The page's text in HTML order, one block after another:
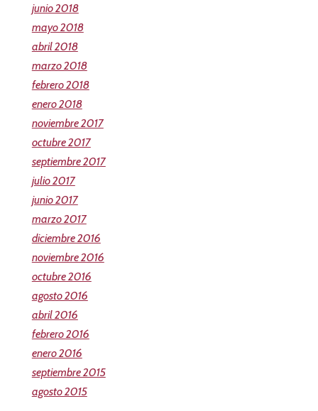
junio 2018
mayo 2018
abril 2018
marzo 2018
febrero 2018
enero 2018
noviembre 2017
octubre 2017
septiembre 2017
julio 2017
junio 2017
marzo 2017
diciembre 2016
noviembre 2016
octubre 2016
agosto 2016
abril 2016
febrero 2016
enero 2016
septiembre 2015
agosto 2015